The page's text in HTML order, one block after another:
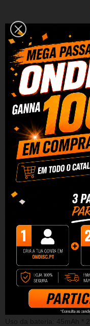
Auscultadores
Esqueça os fios!
ouvido sem fio com a
ou atenda chamadas
esses fones de ouvido
ANDROID e qualquer
Com a função viva-voz,
simplesmente
também suportam
dois dispositivos
O design ergonômico e
exercício.
Vida útil da
chamada e 3 horas de
de carga total com o
Especificações
Modelo: TWS-A2
Uso da bateria: 45mAh * 2